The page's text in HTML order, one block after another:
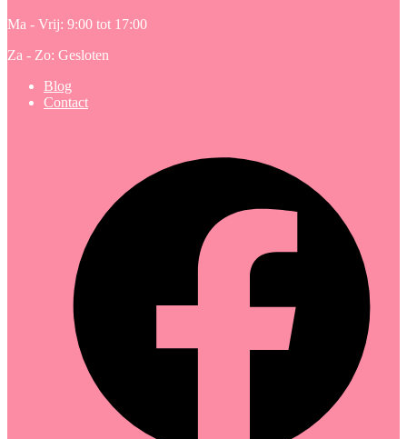
Ma - Vrij: 9:00 tot 17:00
Za - Zo: Gesloten
Blog
Contact